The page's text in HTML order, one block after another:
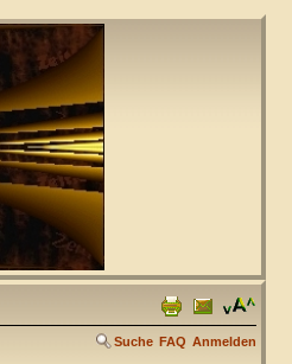
Suche FAQ Anmelden